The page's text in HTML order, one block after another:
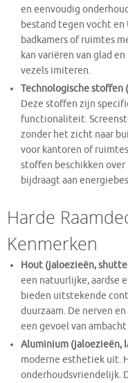
en eenvoudig
bestand tegen vocht en
badkamers of ruimtes
kan variëren van glad
vezels imiteren.
Technologische stoffen
Deze stoffen zijn
functionaliteit.
zonder het zicht naar
voor kantoren of
stoffen beschikken
bijdraagt aan
Harde
Kenmerken
Hout (jaloezieën,
een natuurlijke, aardse
bieden uitstekende
duurzaam. De nerven
een gevoel van
Aluminium (jaloezieën,
moderne esthetiek uit.
onderhoudsvriendelijk.